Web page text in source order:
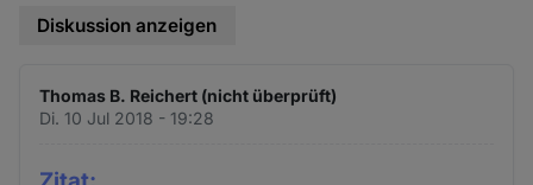
Diskussion anzeigen
Thomas B. Reichert (nicht überprüft)
Di. 10 Jul 2018 - 19:28